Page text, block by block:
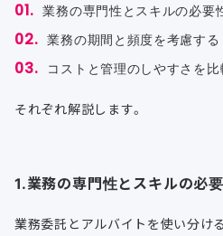
業務の専門性とスキルの必要
業務の期間と頻度を考慮する
コストと管理のしやすさを比
それぞれ解説します。
1.業務の専門性とスキルの必
業務委託とアルバイトを使い分け